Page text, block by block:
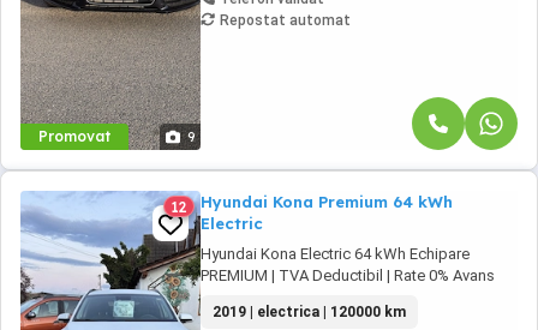
Promovat 9
Repostat automat
12
Hyundai Kona Premium 64 kWh
Electric
Hyundai Kona Electric 64 kWh Echipare
PREMIUM | TVA Deductibil | Rate 0% Avans
compromisuri? Oferim spre vânzare un
2019 | electrica | 120000 km